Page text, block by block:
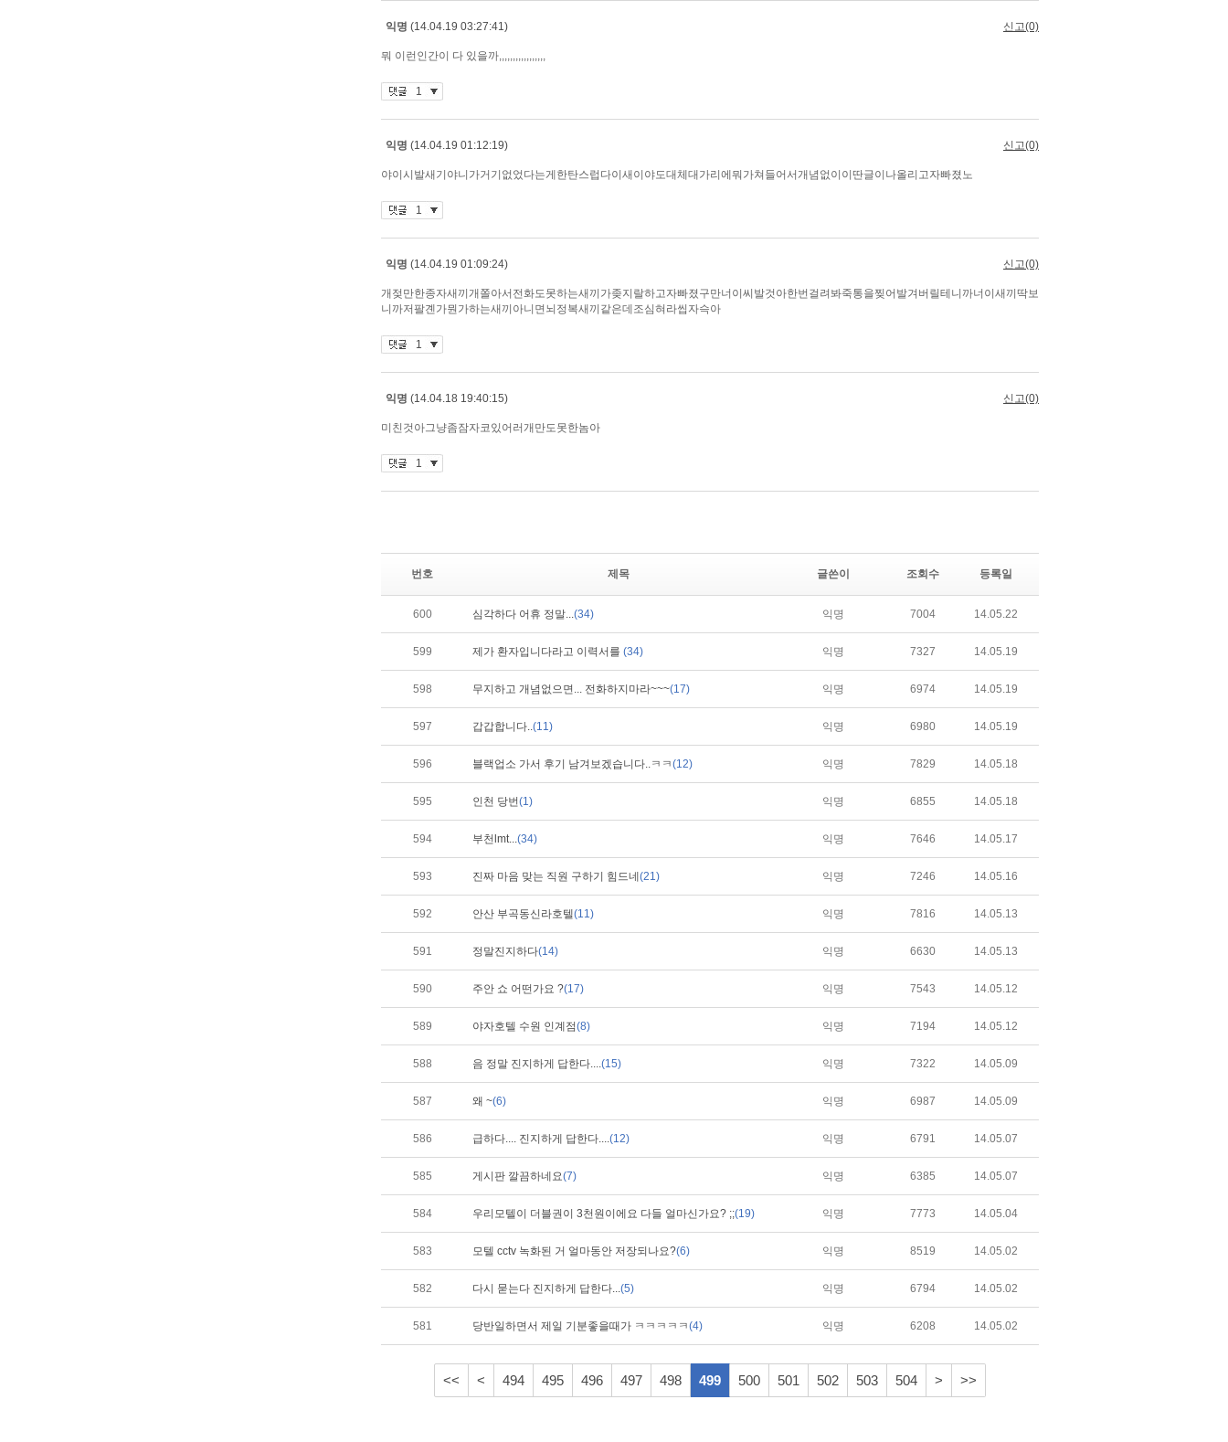
번호 제목 글쓴이 조회수 등록일
600 심각하다 어휴 정말...(34) 익명 7004 14.05.22
599 제가 환자입니다라고 이력서를 (34) 익명 7327 14.05.19
598 무지하고 개념없으면... 전화하지마라~~~(17) 익명 6974 14.05.19
597 갑갑합니다..(11) 익명 6980 14.05.19
596 블랙업소 가서 후기 남겨보겠습니다..ㅋㅋ(12) 익명 7829 14.05.18
595 인천 당번(1) 익명 6855 14.05.18
594 부천lmt...(34) 익명 7646 14.05.17
593 진짜 마음 맞는 직원 구하기 힘드네 (21) 익명 7246 14.05.16
592 안산 부곡동신라호텔(11) 익명 7816 14.05.13
591 정말진지하다(14) 익명 6630 14.05.13
590 주안 쇼 어떤가요 ?(17) 익명 7543 14.05.12
589 야자호텔 수원 인계점(8) 익명 7194 14.05.12
588 음 정말 진지하게 답한다....(15) 익명 7322 14.05.09
587 왜 ~(6) 익명 6987 14.05.09
586 급하다.... 진지하게 답한다....(12) 익명 6791 14.05.07
585 게시판 깔끔하네요(7) 익명 6385 14.05.07
584 우리모텔이 더블권이 3천원이에요 다들 얼마신가요? ;;(19) 익명 7773 14.05.04
583 모텔 cctv 녹화된 거 얼마동안 저장되나요?(6) 익명 8519 14.05.02
582 다시 묻는다 진지하게 답한다...(5) 익명 6794 14.05.02
581 당반일하면서 제일 기분좋을때가 ㅋㅋㅋㅋㅋ(4) 익명 6208 14.05.02
<< < 494 495 496 497 498 499 500 501 502 503 504 > >>